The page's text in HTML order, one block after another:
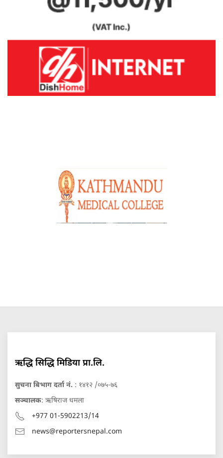
ऋद्धि सिद्धि मिडिया प्रा.लि.
सुचना बिभाग दर्ता नं. : १४१२ /०७५-७६
सञ्चालक: ऋषिराज धमला
+977 01-5902213/14
news@reportersnepal.com